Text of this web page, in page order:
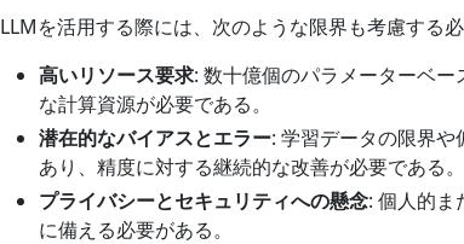
LLMを活用する際には、次のような限界も考慮する必
高いリソース要求: 数十億個のパラメーターベ
な計算資源が必要である。
潜在的なバイアスとエラー: 学習データの限界
あり、精度に対する継続的な改善が必要である。
プライバシーとセキュリティへの懸念: 個人的ま
に備える必要がある。